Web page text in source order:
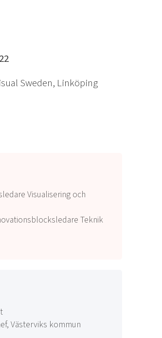
Sweden, Linköping
Visualisering och
Teknik
Västerviks kommun